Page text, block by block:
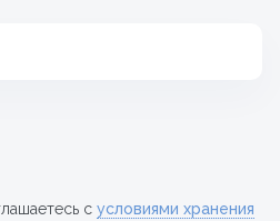
с условиями хранения